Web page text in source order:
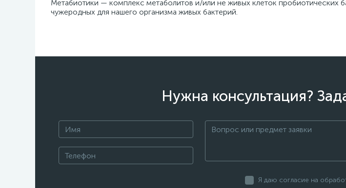
Метабиотики — комплекс метаболитов и/или не живых клеток пробиотических
чужеродных для нашего организма живых бактерий.
Нужна консультация?
Я даю согласие на